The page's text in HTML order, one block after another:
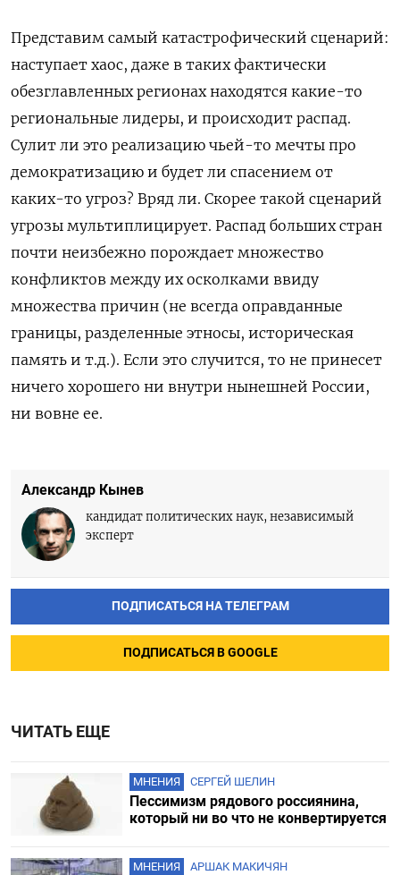
Представим самый катастрофический сценарий:
наступает хаос, даже в таких фактически
обезглавленных регионах находятся какие-то
региональные лидеры, и происходит распад.
Сулит ли это реализацию чьей-то мечты про
демократизацию и будет ли спасением от
каких-то угроз? Вряд ли. Скорее такой сценарий
угрозы мультиплицирует. Распад больших стран
почти неизбежно порождает множество
конфликтов между их осколками ввиду
множества причин (не всегда оправданные
границы, разделенные этносы, историческая
память и т.д.). Если это случится, то не принесет
ничего хорошего ни внутри нынешней России,
ни вовне ее.
Александр Кынев
кандидат политических наук, независимый
эксперт
ПОДПИСАТЬСЯ НА ТЕЛЕГРАМ
ПОДПИСАТЬСЯ В GOOGLE
ЧИТАТЬ ЕЩЕ
МНЕНИЯ СЕРГЕЙ ШЕЛИН
Пессимизм рядового россиянина,
который ни во что не конвертируется
МНЕНИЯ АРШАК МАКИЧЯН